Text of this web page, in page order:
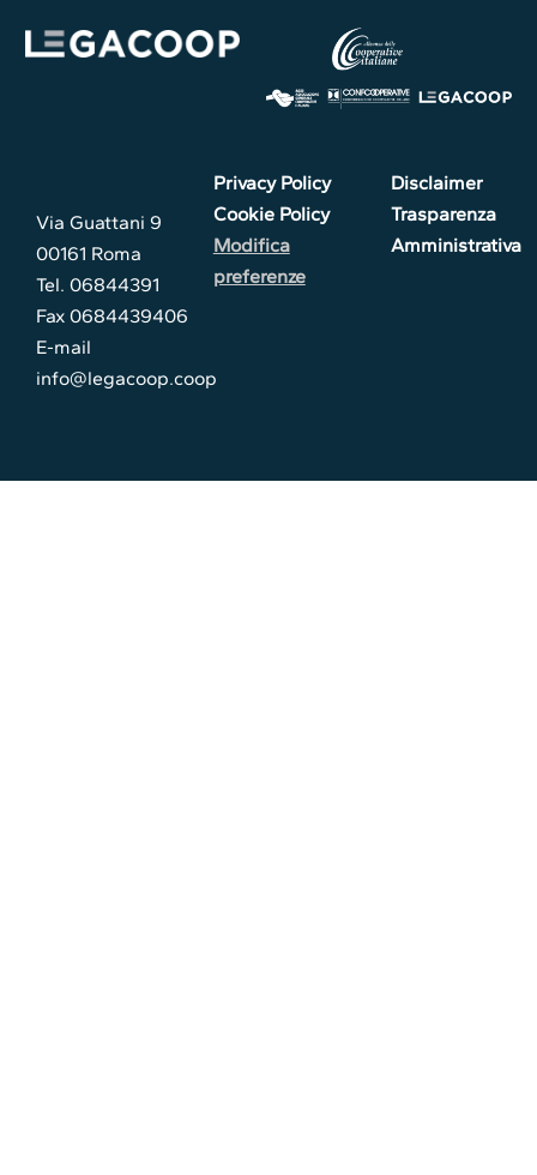
Via Guattani 9
00161 Roma
Tel. 06844391
Fax 0684439406
E-mail
info@legacoop.coop
Privacy Policy
Cookie Policy
Modifica
preferenze
Disclaimer
Trasparenza
Amministrativa